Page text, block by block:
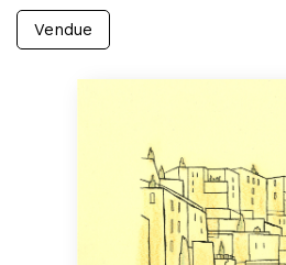
Vendue